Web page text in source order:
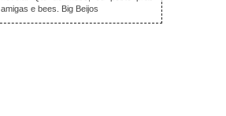
amigas e bees. Big Beijos